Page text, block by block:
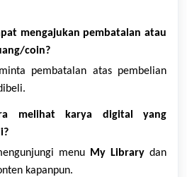
mengajukan pembatalan atau
coin?
pembatalan atas pembelian
melihat karya digital yang
menu My Librarydan
kapanpun.